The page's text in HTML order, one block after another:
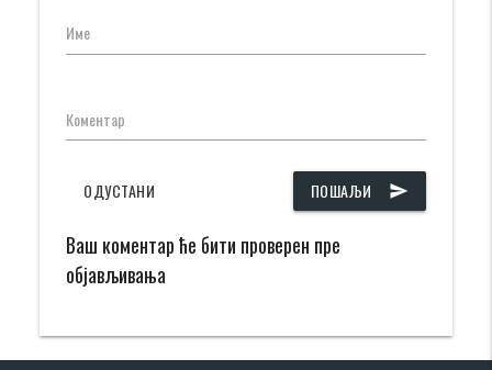
Име
Коментар
ПОШАЉИ send
ОДУСТАНИ
Ваш коментар ће бити проверен пре
објављивања